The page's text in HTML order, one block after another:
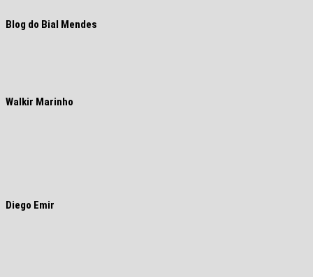
Blog do Bial Mendes
Walkir Marinho
Diego Emir